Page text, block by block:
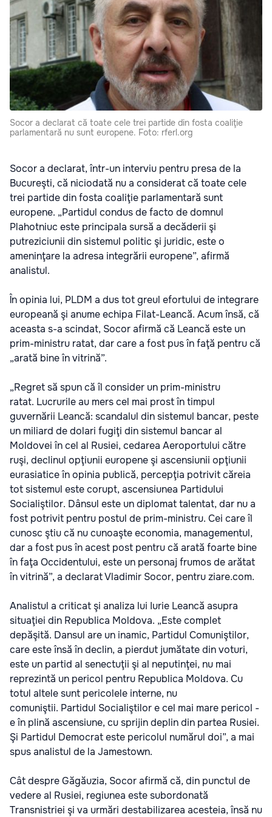
Socor a declarat că toate cele trei partide din fosta coaliţie
parlamentară nu sunt europene. Foto: rferl.org
Socor a declarat, într-un interviu pentru presa de la
Bucureşti, că niciodată nu a considerat că toate cele
trei partide din fosta coaliţie parlamentară sunt
europene. „Partidul condus de facto de domnul
Plahotniuc este principala sursă a decăderii şi
putreziciunii din sistemul politic şi juridic, este o
ameninţare la adresa integrării europene”, afirmă
analistul.
În opinia lui, PLDM a dus tot greul efortului de integrare
europeană şi anume echipa Filat-Leancă. Acum însă, că
aceasta s-a scindat, Socor afirmă că Leancă este un
prim-ministru ratat, dar care a fost pus în faţă pentru că
„arată bine în vitrină”.
„Regret să spun că îl consider un prim-ministru
ratat. Lucrurile au mers cel mai prost în timpul
guvernării Leancă: scandalul din sistemul bancar, peste
un miliard de dolari fugiţi din sistemul bancar al
Moldovei în cel al Rusiei, cedarea Aeroportului către
ruşi, declinul opţiunii europene şi ascensiunii opţiunii
eurasiatice în opinia publică, percepţia potrivit căreia
tot sistemul este corupt, ascensiunea Partidului
Socialiştilor. Dânsul este un diplomat talentat, dar nu a
fost potrivit pentru postul de prim-ministru. Cei care îl
cunosc ştiu că nu cunoaşte economia, managementul,
dar a fost pus în acest post pentru că arată foarte bine
în faţa Occidentului, este un personaj frumos de arătat
în vitrină”, a declarat Vladimir Socor, pentru ziare.com.
Analistul a criticat şi analiza lui Iurie Leancă asupra
situaţiei din Republica Moldova. „Este complet
depăşită. Dansul are un inamic, Partidul Comuniştilor,
care este însă în declin, a pierdut jumătate din voturi,
este un partid al senectuţii şi al neputinţei, nu mai
reprezintă un pericol pentru Republica Moldova. Cu
totul altele sunt pericolele interne, nu
comuniştii. Partidul Socialiştilor e cel mai mare pericol -
e în plină ascensiune, cu sprijin deplin din partea Rusiei.
Şi Partidul Democrat este pericolul numărul doi”, a mai
spus analistul de la Jamestown.
Cât despre Găgăuzia, Socor afirmă că, din punctul de
vedere al Rusiei, regiunea este subordonată
Transnistriei şi va urmări destabilizarea acesteia, însă nu